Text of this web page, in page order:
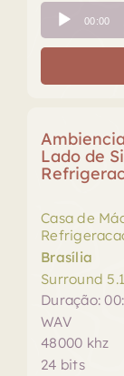
Tocador
de
áudio
00:00
Lado de
Casa de
Brasília
Surround 5.1
Duração:
WAV
48000 khz
24 bits